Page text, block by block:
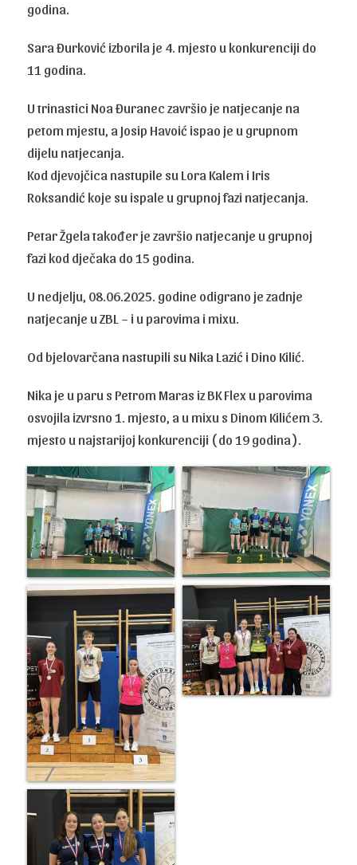
godina.
Sara Đurković izborila je 4. mjesto u konkurenciji do
11 godina.
U trinastici Noa Đuranec završio je natjecanje na
petom mjestu, a Josip Havoić ispao je u grupnom
dijelu natjecanja.
Kod djevojčica nastupile su Lora Kalem i Iris
Roksandić koje su ispale u grupnoj fazi natjecanja.
Petar Žgela također je završio natjecanje u grupnoj
fazi kod dječaka do 15 godina.
U nedjelju, 08.06.2025. godine odigrano je zadnje
natjecanje u ZBL – i u parovima i mixu.
Od bjelovarčana nastupili su Nika Lazić i Dino Kilić.
Nika je u paru s Petrom Maras iz BK Flex u parovima
osvojila izvrsno 1. mjesto, a u mixu s Dinom Kilićem 3.
mjesto u najstarijoj konkurenciji ( do 19 godina ).